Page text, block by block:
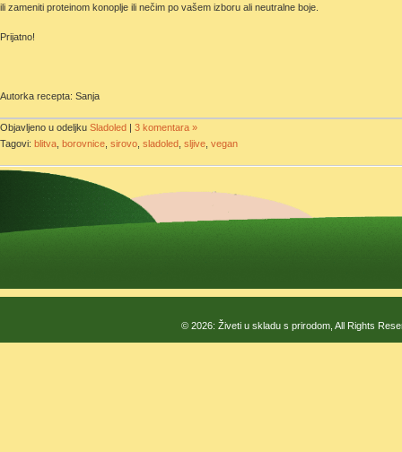
ili zameniti proteinom konoplje ili nečim po vašem izboru ali neutralne boje.
Prijatno!
Autorka recepta: Sanja
Objavljeno u odeljku Sladoled | 3 komentara »
Tagovi: blitva borovnice sirovo sladoled sljive vegan
© 2026: Živeti u skladu s prirodom, All Rights